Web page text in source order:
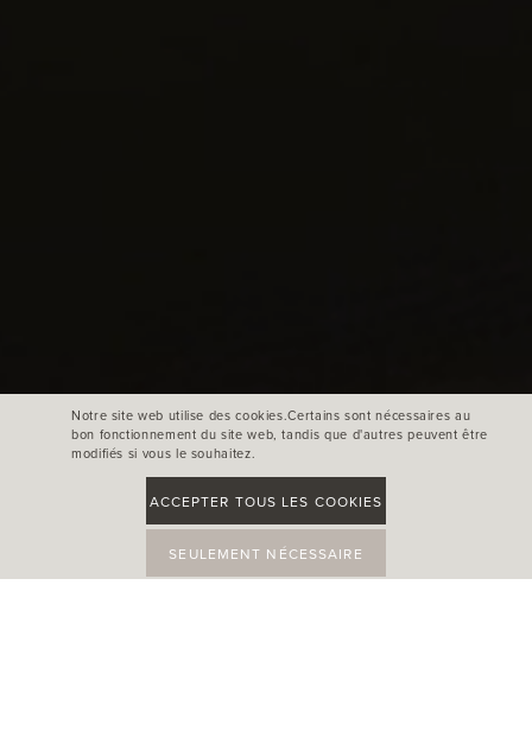
Notre site web utilise des cookies.Certains sont nécessaires au
bon fonctionnement du site web, tandis que d'autres peuvent être
modifiés si vous le souhaitez.
ACCEPTER TOUS LES COOKIES
SEULEMENT NÉCESSAIRE